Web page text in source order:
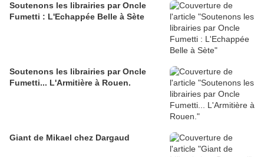
Soutenons les librairies par Oncle
Fumetti : L'Echappée Belle à Sète
Soutenons les librairies par Oncle
Fumetti... L'Armitière à Rouen.
Giant de Mikael chez Dargaud